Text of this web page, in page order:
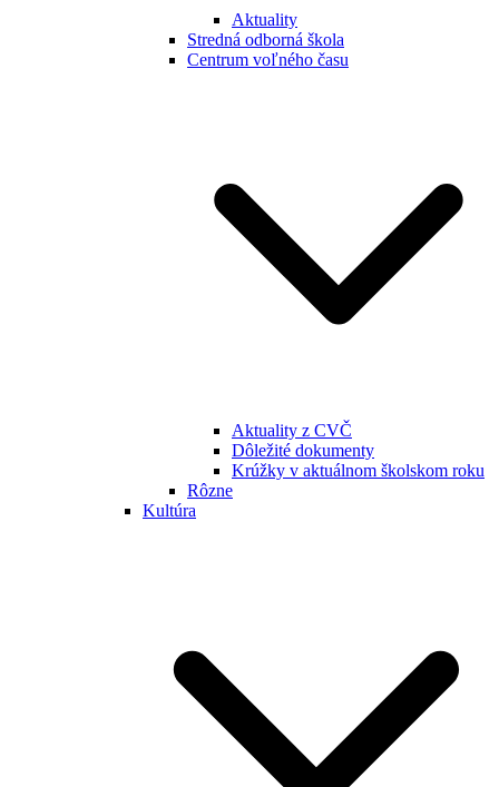
Aktuality
Stredná odborná škola
Centrum voľného času
Aktuality z CVČ
Dôležité dokumenty
Krúžky v aktuálnom školskom roku
Rôzne
Kultúra